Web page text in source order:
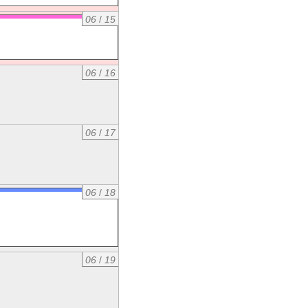
06/ 15
06/ 16
06/ 17
06/ 18
06/ 19